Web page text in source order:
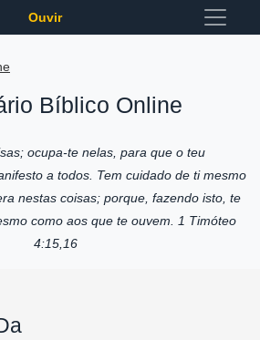
Ouvir
Bíblico Online
ocupa-te nelas, para que o teu
a todos. Tem cuidado de ti mesmo
nestas coisas; porque, fazendo isto, te
como aos que te ouvem. 1 Timóteo
4:15,16